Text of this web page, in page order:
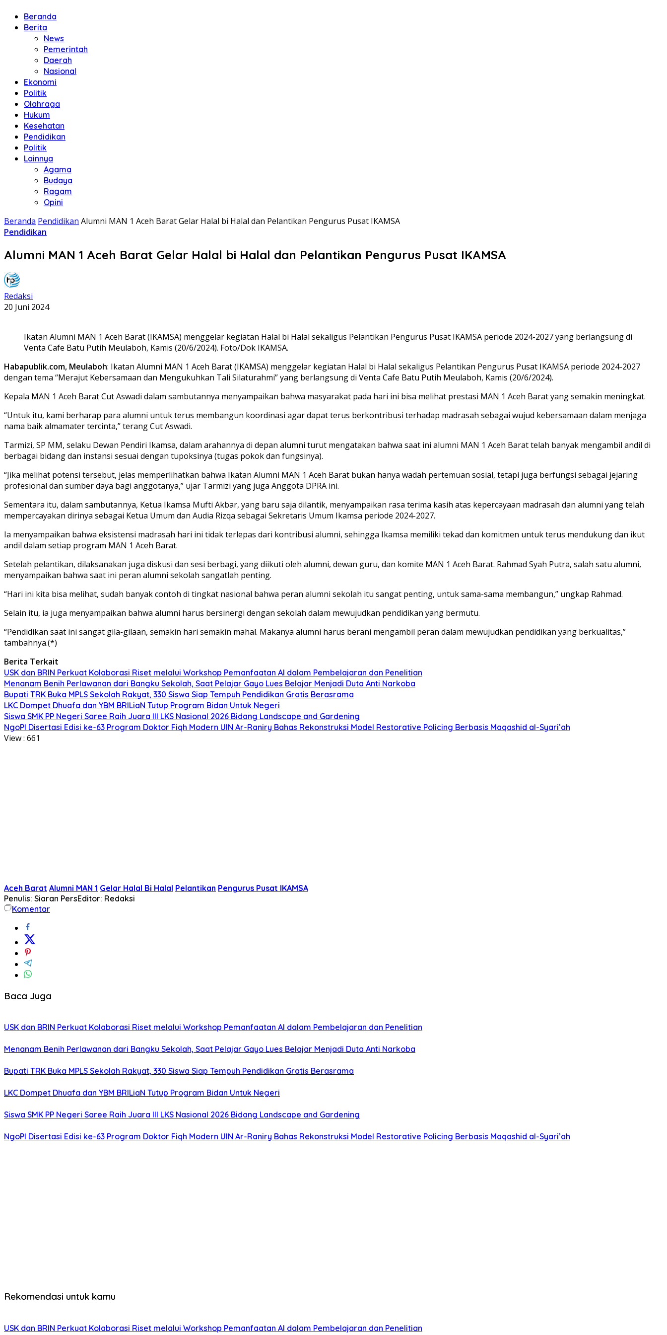
Beranda
Berita
News
Pemerintah
Daerah
Nasional
Ekonomi
Politik
Olahraga
Hukum
Kesehatan
Pendidikan
Politik
Lainnya
Agama
Budaya
Ragam
Opini
Beranda Pendidikan Alumni MAN 1 Aceh Barat Gelar Halal bi Halal dan Pelantikan Pengurus Pusat IKAMSA
Pendidikan
Alumni MAN 1 Aceh Barat Gelar Halal bi Halal dan Pelantikan Pengurus Pusat IKAMSA
Redaksi
20 Juni 2024
Ikatan Alumni MAN 1 Aceh Barat (IKAMSA) menggelar kegiatan Halal bi Halal sekaligus Pelantikan Pengurus Pusat IKAMSA periode 2024-2027 yang berlangsung di
Venta Cafe Batu Putih Meulaboh, Kamis (20/6/2024). Foto/Dok IKAMSA.
Habapublik.com, Meulaboh: Ikatan Alumni MAN 1 Aceh Barat (IKAMSA) menggelar kegiatan Halal bi Halal sekaligus Pelantikan Pengurus Pusat IKAMSA periode 2024-2027
dengan tema “Merajut Kebersamaan dan Mengukuhkan Tali Silaturahmi” yang berlangsung di Venta Cafe Batu Putih Meulaboh, Kamis (20/6/2024).
Kepala MAN 1 Aceh Barat Cut Aswadi dalam sambutannya menyampaikan bahwa masyarakat pada hari ini bisa melihat prestasi MAN 1 Aceh Barat yang semakin meningkat.
“Untuk itu, kami berharap para alumni untuk terus membangun koordinasi agar dapat terus berkontribusi terhadap madrasah sebagai wujud kebersamaan dalam menjaga
nama baik almamater tercinta,” terang Cut Aswadi.
Tarmizi, SP MM, selaku Dewan Pendiri Ikamsa, dalam arahannya di depan alumni turut mengatakan bahwa saat ini alumni MAN 1 Aceh Barat telah banyak mengambil andil di
berbagai bidang dan instansi sesuai dengan tupoksinya (tugas pokok dan fungsinya).
“Jika melihat potensi tersebut, jelas memperlihatkan bahwa Ikatan Alumni MAN 1 Aceh Barat bukan hanya wadah pertemuan sosial, tetapi juga berfungsi sebagai jejaring
profesional dan sumber daya bagi anggotanya,” ujar Tarmizi yang juga Anggota DPRA ini.
Sementara itu, dalam sambutannya, Ketua Ikamsa Mufti Akbar, yang baru saja dilantik, menyampaikan rasa terima kasih atas kepercayaan madrasah dan alumni yang telah
mempercayakan dirinya sebagai Ketua Umum dan Audia Rizqa sebagai Sekretaris Umum Ikamsa periode 2024-2027.
Ia menyampaikan bahwa eksistensi madrasah hari ini tidak terlepas dari kontribusi alumni, sehingga Ikamsa memiliki tekad dan komitmen untuk terus mendukung dan ikut
andil dalam setiap program MAN 1 Aceh Barat.
Setelah pelantikan, dilaksanakan juga diskusi dan sesi berbagi, yang diikuti oleh alumni, dewan guru, dan komite MAN 1 Aceh Barat. Rahmad Syah Putra, salah satu alumni,
menyampaikan bahwa saat ini peran alumni sekolah sangatlah penting.
“Hari ini kita bisa melihat, sudah banyak contoh di tingkat nasional bahwa peran alumni sekolah itu sangat penting, untuk sama-sama membangun,” ungkap Rahmad.
Selain itu, ia juga menyampaikan bahwa alumni harus bersinergi dengan sekolah dalam mewujudkan pendidikan yang bermutu.
“Pendidikan saat ini sangat gila-gilaan, semakin hari semakin mahal. Makanya alumni harus berani mengambil peran dalam mewujudkan pendidikan yang berkualitas,”
tambahnya.(*)
Berita Terkait
USK dan BRIN Perkuat Kolaborasi Riset melalui Workshop Pemanfaatan AI dalam Pembelajaran dan Penelitian
Menanam Benih Perlawanan dari Bangku Sekolah, Saat Pelajar Gayo Lues Belajar Menjadi Duta Anti Narkoba
Bupati TRK Buka MPLS Sekolah Rakyat, 330 Siswa Siap Tempuh Pendidikan Gratis Berasrama
LKC Dompet Dhuafa dan YBM BRILiaN Tutup Program Bidan Untuk Negeri
Siswa SMK PP Negeri Saree Raih Juara III LKS Nasional 2026 Bidang Landscape and Gardening
NgoPI Disertasi Edisi ke-63 Program Doktor Fiqh Modern UIN Ar-Raniry Bahas Rekonstruksi Model Restorative Policing Berbasis Maqashid al-Syari’ah
View : 661
Aceh Barat Alumni MAN 1 Gelar Halal Bi Halal Pelantikan Pengurus Pusat IKAMSA
Penulis: Siaran PersEditor: Redaksi
Komentar
Baca Juga
USK dan BRIN Perkuat Kolaborasi Riset melalui Workshop Pemanfaatan AI dalam Pembelajaran dan Penelitian
Menanam Benih Perlawanan dari Bangku Sekolah, Saat Pelajar Gayo Lues Belajar Menjadi Duta Anti Narkoba
Bupati TRK Buka MPLS Sekolah Rakyat, 330 Siswa Siap Tempuh Pendidikan Gratis Berasrama
LKC Dompet Dhuafa dan YBM BRILiaN Tutup Program Bidan Untuk Negeri
Siswa SMK PP Negeri Saree Raih Juara III LKS Nasional 2026 Bidang Landscape and Gardening
NgoPI Disertasi Edisi ke-63 Program Doktor Fiqh Modern UIN Ar-Raniry Bahas Rekonstruksi Model Restorative Policing Berbasis Maqashid al-Syari’ah
Rekomendasi untuk kamu
USK dan BRIN Perkuat Kolaborasi Riset melalui Workshop Pemanfaatan AI dalam Pembelajaran dan Penelitian